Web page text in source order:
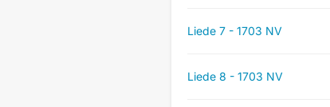
Liede 7 - 1703 NV
Liede 8 - 1703 NV